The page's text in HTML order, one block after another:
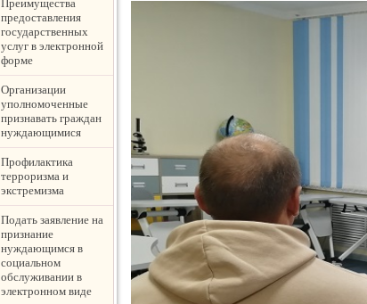
Преимущества
предоставления
государственных
услуг в электронной
форме
Организации
уполномоченные
признавать граждан
нуждающимися
Профилактика
терроризма и
экстремизма
Подать заявление на
признание
нуждающимся в
социальном
обслуживании в
электронном виде